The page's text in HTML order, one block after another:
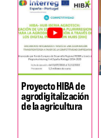
Proyecto HIBA de
agrodigitalización
de la agricultura